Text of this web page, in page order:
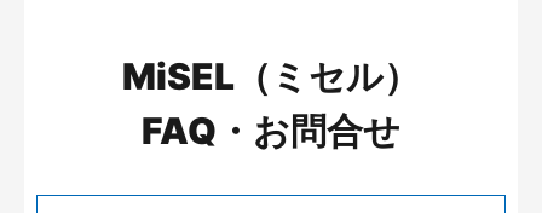
MiSEL（ミセル）
FAQ・お問合せ